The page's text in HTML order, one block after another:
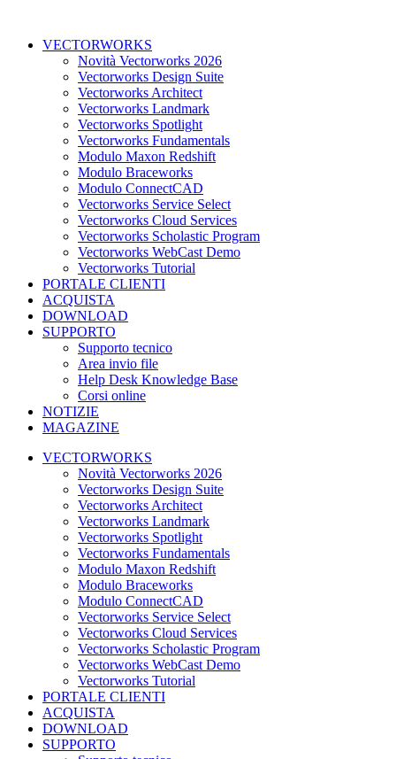
VECTORWORKS
Novità Vectorworks 2026
Vectorworks Design Suite
Vectorworks Architect
Vectorworks Landmark
Vectorworks Spotlight
Vectorworks Fundamentals
Modulo Maxon Redshift
Modulo Braceworks
Modulo ConnectCAD
Vectorworks Service Select
Vectorworks Cloud Services
Vectorworks Scholastic Program
Vectorworks WebCast Demo
Vectorworks Tutorial
PORTALE CLIENTI
ACQUISTA
DOWNLOAD
SUPPORTO
Supporto tecnico
Area invio file
Help Desk Knowledge Base
Corsi online
NOTIZIE
MAGAZINE
VECTORWORKS
Novità Vectorworks 2026
Vectorworks Design Suite
Vectorworks Architect
Vectorworks Landmark
Vectorworks Spotlight
Vectorworks Fundamentals
Modulo Maxon Redshift
Modulo Braceworks
Modulo ConnectCAD
Vectorworks Service Select
Vectorworks Cloud Services
Vectorworks Scholastic Program
Vectorworks WebCast Demo
Vectorworks Tutorial
PORTALE CLIENTI
ACQUISTA
DOWNLOAD
SUPPORTO